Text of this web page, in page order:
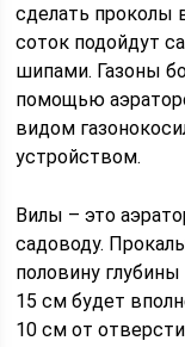
сделать проколы
соток подойдут
шипами. Газоны
помощью
видом
устройством.
Вилы – это
садоводу.
половину
15 см будет
10 см от